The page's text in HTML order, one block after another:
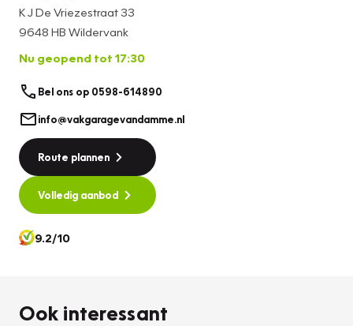
K J De Vriezestraat 33
9648 HB Wildervank
Nu geopend tot 17:30
Bel ons op 0598-614890
info@vakgaragevandamme.nl
Route plannen
Volledig aanbod
9.2/10
Ook interessant